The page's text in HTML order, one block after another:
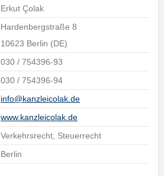
Erkut Çolak
Hardenbergstraße 8
10623 Berlin (DE)
030 / 754396-93
030 / 754396-94
info@kanzleicolak.de
www.kanzleicolak.de
Verkehrsrecht, Steuerrecht
Berlin